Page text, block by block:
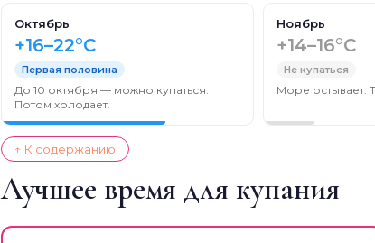
Октябрь
+16–22°C
Первая половина
До 10 октября — можно купаться.
Потом холодает.
Ноябрь
+14–16°C
Не купаться
Море остывает.
↑ К содержанию
Лучшее время для купания